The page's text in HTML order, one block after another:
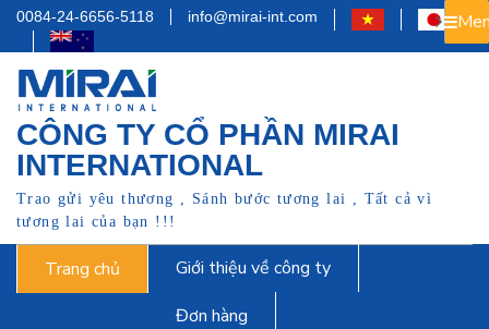
0084-24-6656-5118 info@mirai-int.com
CÔNG TY CỔ PHẦN MIRAI
INTERNATIONAL
Trao gửi yêu thương , Sánh bước tương lai , Tất cả vì
tương lai của bạn !!!
Trang chủ
Giới thiệu về công ty
Đơn hàng